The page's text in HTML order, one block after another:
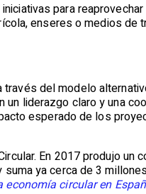
para
enseres o medios de
del modelo
liderazgo claro y una
esperado de los
En 2017 produjo un
ya cerca de 3
circular en